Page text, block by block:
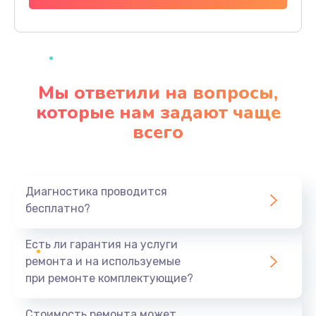
Заказать
Профилактическая чистка
Заказать
1440 руб.
Мы ответили на вопросы,
которые нам задают чаще
всего
Диагностика проводится
бесплатно?
Есть ли гарантия на услуги
ремонта и на используемые
при ремонте комплектующие?